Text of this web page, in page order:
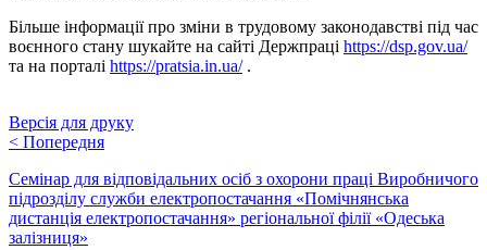
Більше інформації про зміни в трудовому законодавстві під час
воєнного стану шукайте на сайті Держпраці https://dsp.gov.ua/
та на порталі https://pratsia.in.ua/.
Версія для друку
< Попередня
Семінар для відповідальних осіб з охорони праці Виробничого
підрозділу служби електропостачання «Помічнянська
дистанція електропостачання» регіональної філії «Одеська
залізниця»